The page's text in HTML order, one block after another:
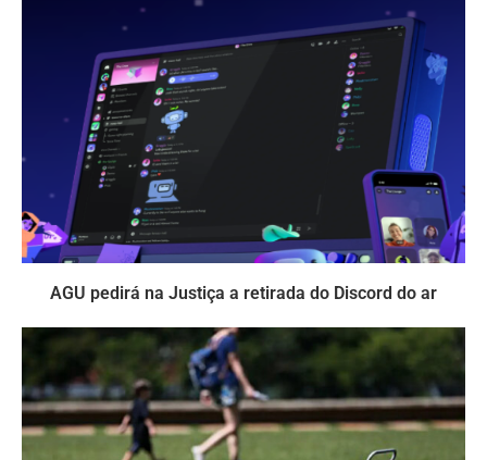
AGU pedirá na Justiça a retirada do Discord do ar